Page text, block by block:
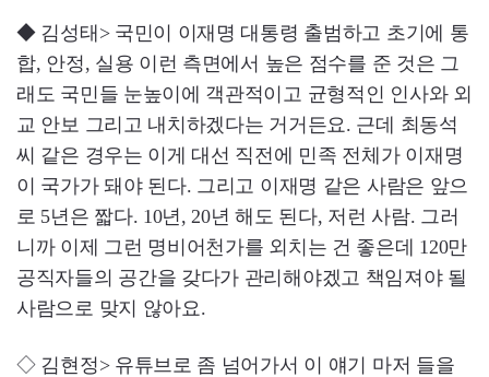
◆ 김성태> 국민이 이재명 대통령 출범하고 초기에 통
합, 안정, 실용 이런 측면에서 높은 점수를 준 것은 그
래도 국민들 눈높이에 객관적이고 균형적인 인사와 외
교 안보 그리고 내치하겠다는 거거든요. 근데 최동석
씨 같은 경우는 이게 대선 직전에 민족 전체가 이재명
이 국가가 돼야 된다. 그리고 이재명 같은 사람은 앞으
로 5년은 짧다. 10년, 20년 해도 된다, 저런 사람. 그러
니까 이제 그런 명비어천가를 외치는 건 좋은데 120만
공직자들의 공간을 갖다가 관리해야겠고 책임져야 될
사람으로 맞지 않아요.
◇ 김현정> 유튜브로 좀 넘어가서 이 얘기 마저 들을